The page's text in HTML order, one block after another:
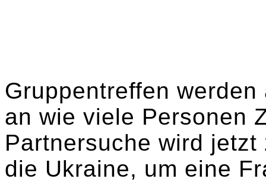
Gruppentreffen
an wie viele Personen
Partnersuche wird
die Ukraine, um eine